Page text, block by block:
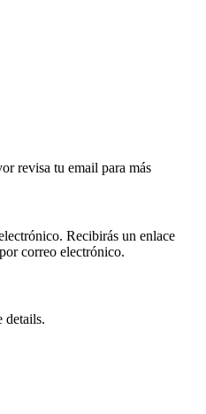
revisa tu email para más
Recibirás un enlace
correo electrónico.
details.